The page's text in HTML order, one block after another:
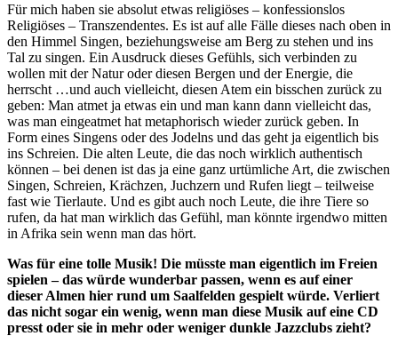
Für mich haben sie absolut etwas religiöses – konfessionslos
Religiöses – Transzendentes. Es ist auf alle Fälle dieses nach oben in
den Himmel Singen, beziehungsweise am Berg zu stehen und ins
Tal zu singen. Ein Ausdruck dieses Gefühls, sich verbinden zu
wollen mit der Natur oder diesen Bergen und der Energie, die
herrscht …und auch vielleicht, diesen Atem ein bisschen zurück zu
geben: Man atmet ja etwas ein und man kann dann vielleicht das,
was man eingeatmet hat metaphorisch wieder zurück geben. In
Form eines Singens oder des Jodelns und das geht ja eigentlich bis
ins Schreien. Die alten Leute, die das noch wirklich authentisch
können – bei denen ist das ja eine ganz urtümliche Art, die zwischen
Singen, Schreien, Krächzen, Juchzern und Rufen liegt – teilweise
fast wie Tierlaute. Und es gibt auch noch Leute, die ihre Tiere so
rufen, da hat man wirklich das Gefühl, man könnte irgendwo mitten
in Afrika sein wenn man das hört.
Was für eine tolle Musik! Die müsste man eigentlich im Freien
spielen – das würde wunderbar passen, wenn es auf einer
dieser Almen hier rund um Saalfelden gespielt würde. Verliert
das nicht sogar ein wenig, wenn man diese Musik auf eine CD
presst oder sie in mehr oder weniger dunkle Jazzclubs zieht?